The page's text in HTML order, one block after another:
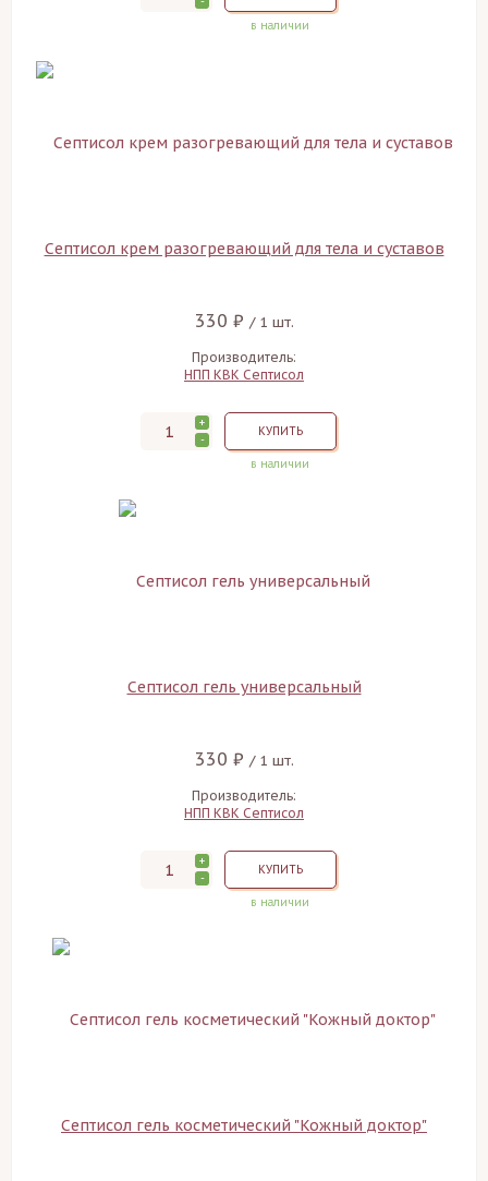
в наличии
Септисол крем разогревающий для тела и суставов
330 ₽ / 1 шт.
Производитель:
НПП КВК Септисол
+
-
КУПИТЬ
в наличии
Септисол гель универсальный
330 ₽ / 1 шт.
Производитель:
НПП КВК Септисол
+
-
КУПИТЬ
в наличии
Септисол гель косметический "Кожный доктор"